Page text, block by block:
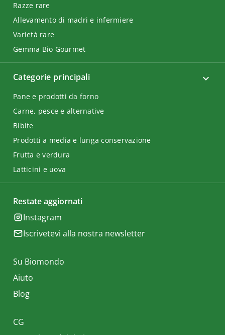
Categorie principali
Pane e prodotti da forno
Carne, pesce e alternative
Bibite
Prodotti a media e lunga conservazione
Frutta e verdura
Latticini e uova
Razze rare
Allevamento di madri e infermiere
Varietà rare
Gemma Bio Gourmet
Restate aggiornati
Instagram
Iscrivetevi alla nostra newsletter
Su Biomondo
Aiuto
Blog
CG